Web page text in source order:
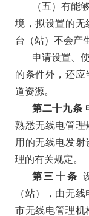
（五）有能
境，拟设置的无
台（站）不会产
申请设置、
的条件外，还应
道资源。
第二十九条
熟悉无线电管理
用的无线电发
理的有关规定。
第三十条
（站），由无
市无线电管理机